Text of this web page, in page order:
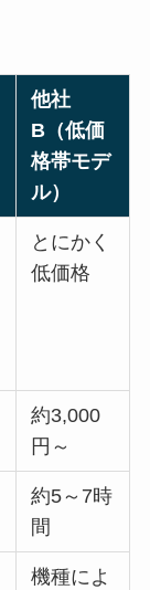
他社
B（低価
格帯モデ
ル）
とにかく
低価格
約3,000
円～
約5～7時
間
機種によ